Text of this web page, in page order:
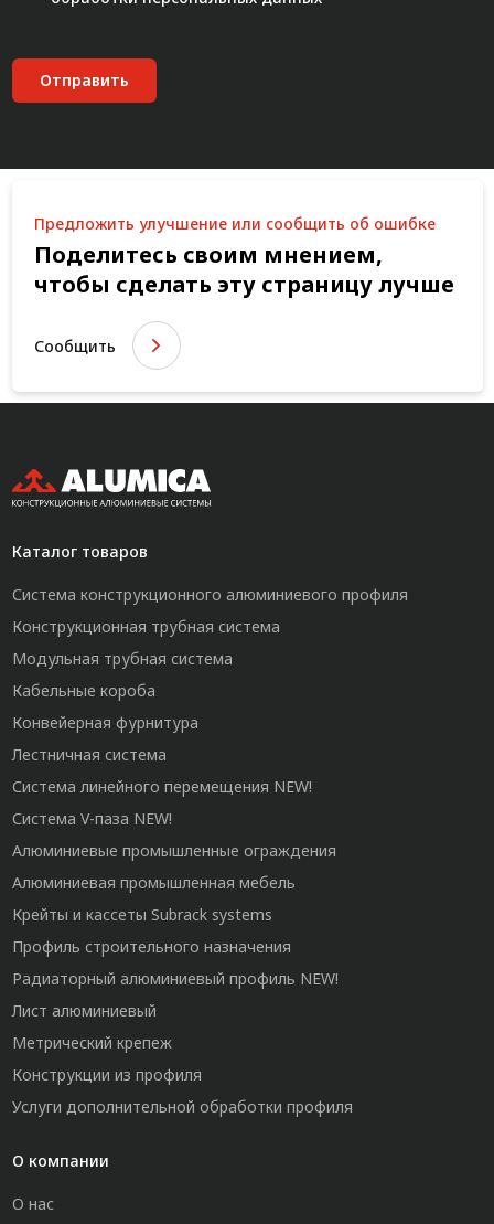
Отправить
Предложить улучшение или сообщить об ошибке
Поделитесь своим мнением,
чтобы сделать эту страницу лучше
Сообщить
Каталог товаров
Система конструкционного алюминиевого профиля
Конструкционная трубная система
Модульная трубная система
Кабельные короба
Конвейерная фурнитура
Лестничная система
Система линейного перемещения NEW!
Система V-паза NEW!
Алюминиевые промышленные ограждения
Алюминиевая промышленная мебель
Крейты и кассеты Subrack systems
Профиль строительного назначения
Радиаторный алюминиевый профиль NEW!
Лист алюминиевый
Метрический крепеж
Конструкции из профиля
Услуги дополнительной обработки профиля
О компании
О нас